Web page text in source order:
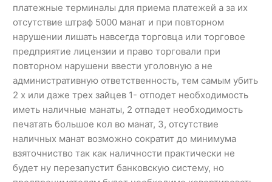
платежные терминалы для приема платежей а за их
отсутствие штраф 5000 манат и при повторном
нарушении лишать навсегда торговца или торговое
предприятие лицензии и право торговали при
повторном нарушени ввести уголовную а не
административную ответственность, тем самым убить
2 х или даже трех зайцев 1- отподет необходимость
иметь наличные манаты, 2 отпадет необходимость
печатать большое кол во манат, 3, отсутствие
наличных манат возможно сократит до минимума
взяточниство так как наличности практически не
будет ну перезапустит банковскую систему, но